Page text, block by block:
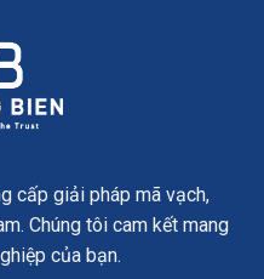
cấp giải pháp mã vạch,
Chúng tôi cam kết mang
của bạn.